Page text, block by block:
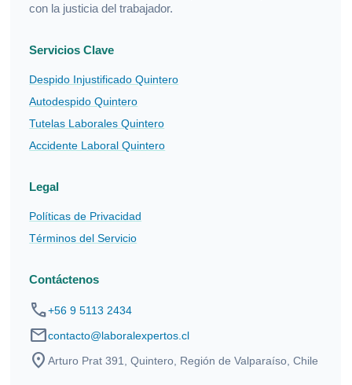
con la justicia del trabajador.
Servicios Clave
Despido Injustificado Quintero
Autodespido Quintero
Tutelas Laborales Quintero
Accidente Laboral Quintero
Legal
Políticas de Privacidad
Términos del Servicio
Contáctenos
phone+56 9 5113 2434
mailcontacto@laboralexpertos.cl
location_onArturo Prat 391, Quintero, Región de Valparaíso, Chile